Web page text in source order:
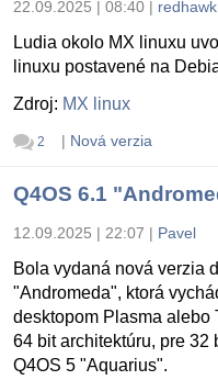
22.09.2025 | 08:40 |
Ludia okolo MX linuxu
linuxu postavené na
Zdroj: MX linux
2 | Nová verzia
Q4OS 6.1
12.09.2025 | 22:07 | Pavel
Bola vydaná nová verzia
"Andromeda", ktorá
desktopom Plasma alebo
64 bit architektúru, pre 32
Q4OS 5 "Aquarius".